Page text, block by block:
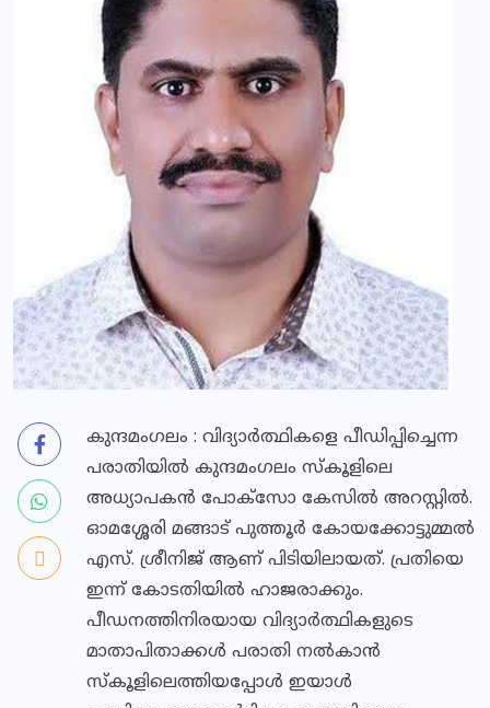
കുന്ദമംഗലം : വിദ്യാര്‍ത്ഥികളെ പീഡിപ്പിച്ചെന്ന
പരാതിയില്‍ കുന്ദമംഗലം സ്‌കൂളിലെ
അധ്യാപകന്‍ പോക്‌സോ കേസില്‍ അറസ്റ്റില്‍.
ഓമശ്ശേരി മങ്ങാട് പുത്തൂര്‍ കോയക്കോട്ടുമ്മല്‍
എസ്. ശ്രീനിജ് ആണ് പിടിയിലായത്. പ്രതിയെ
ഇന്ന് കോടതിയില്‍ ഹാജരാക്കും.
പീഡനത്തിനിരയായ വിദ്യാര്‍ത്ഥികളുടെ
മാതാപിതാക്കള്‍ പരാതി നല്‍കാന്‍
സ്‌കൂളിലെത്തിയപ്പോള്‍ ഇയാള്‍